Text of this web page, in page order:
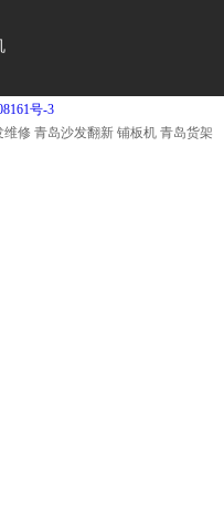
号-3
维修 青岛沙发翻新 铺板机 青岛货架